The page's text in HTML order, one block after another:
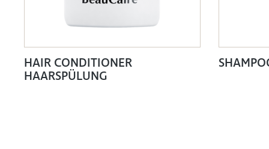
HAIR CONDITIONER
HAARSPÜLUNG